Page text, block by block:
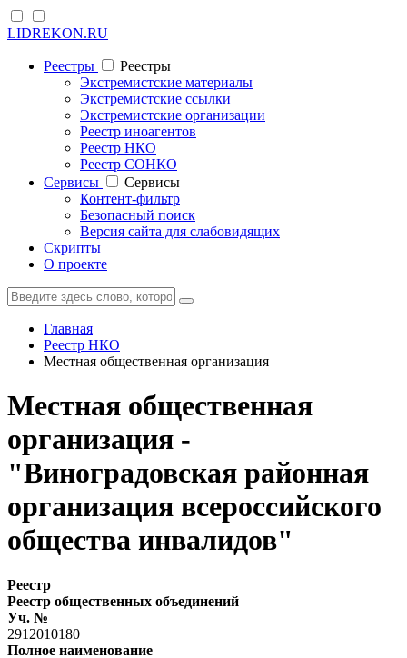
LIDREKON.RU
Реестры
Реестры
Экстремистские материалы
Экстремистские ссылки
Экстремистские организации
Реестр иноагентов
Реестр НКО
Реестр СОНКО
Cервисы
Cервисы
Контент-фильтр
Безопасный поиск
Версия сайта для слабовидящих
Скрипты
О проекте
Главная
Реестр НКО
Местная общественная организация
Местная общественная
организация -
"Виноградовская районная
организация всероссийского
общества инвалидов"
Реестр
Реестр общественных объединений
Уч. №
2912010180
Полное наименование